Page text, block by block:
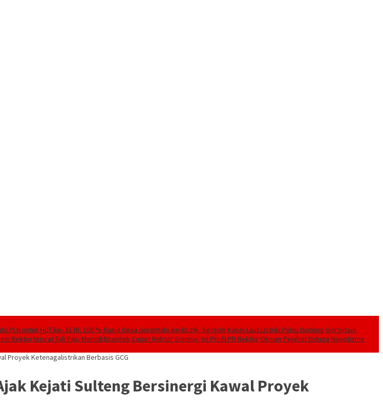
PLN untuk HUT ke- 81 RI, 100 % Rasio Desa Gorontalo Berlistrik, Setelah Kabel Laut Listriki Pulau Dudepo Gorontalo
Rektor Unsrat Tak Fair, Mendiktisaintek Copot Rektor Sompie, Ini Profil Plt RektorOknum Pejabat Diduga Nepotisme
Proyek Ketenagalistrikan Berbasis GCG
Kejati Sulteng Bersinergi Kawal Proyek